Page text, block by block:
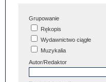
Grupowanie
Rękopis
Wydawnictwo ciągłe
Muzykalia
Autor/Redaktor